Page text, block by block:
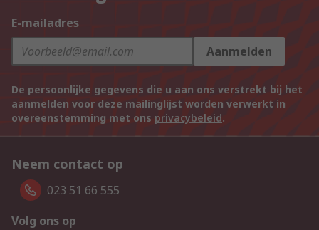
E-mailadres
Aanmelden
De persoonlijke gegevens die u aan ons verstrekt bij het
aanmelden voor deze mailinglijst worden verwerkt in
overeenstemming met ons privacybeleid.
Neem contact op
023 51 66 555
Volg ons op